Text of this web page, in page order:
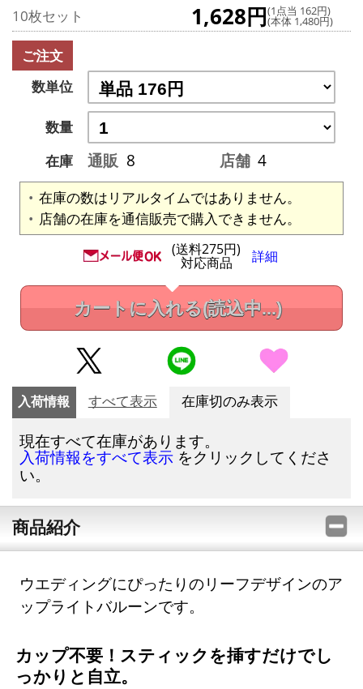
10枚セット 1,628円(1点当 162円)
(本体 1,480円)
ご注文
数単位
数量
在庫
通販 8 店舗 4
在庫の数はリアルタイムではありません。
店舗の在庫を通信販売で購入できません。
(送料275円)
対応商品 詳細
カートに入れる(読込中...)
入荷情報 すべて表示 在庫切のみ表示
現在すべて在庫があります。
入荷情報をすべて表示 をクリックしてくださ
い。
商品紹介
ウエディングにぴったりのリーフデザインのア
ップライトバルーンです。
カップ不要！スティックを挿すだけでし
っかりと自立。